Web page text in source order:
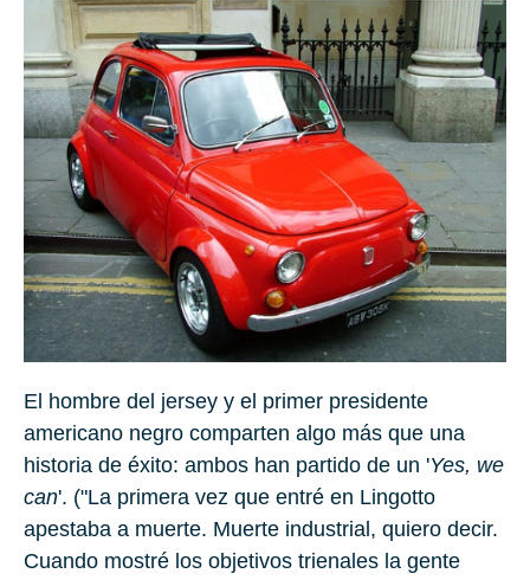
El hombre del jersey y el primer presidente
americano negro comparten algo más que una
historia de éxito: ambos han partido de un 'Yes, we
can'. ("La primera vez que entré en Lingotto
apestaba a muerte. Muerte industrial, quiero decir.
Cuando mostré los objetivos trienales la gente